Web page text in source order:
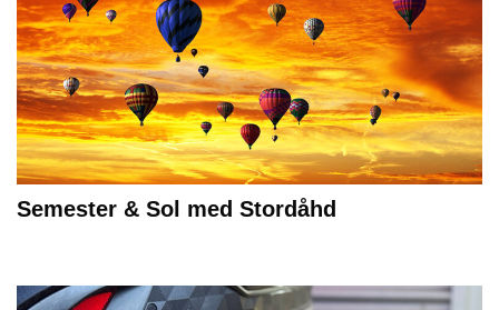
Semester & Sol med Stordåhd